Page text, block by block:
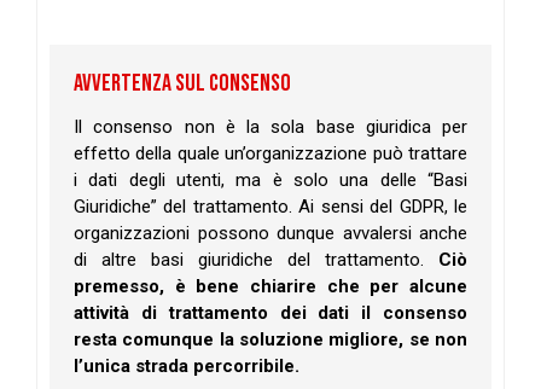
AVVERTENZA SUL CONSENSO
Il consenso non è la sola base giuridica per
effetto della quale un’organizzazione può trattare
i dati degli utenti, ma è solo una delle “Basi
Giuridiche” del trattamento. Ai sensi del GDPR, le
organizzazioni possono dunque avvalersi anche
di altre basi giuridiche del trattamento. Ciò
premesso, è bene chiarire che per alcune
attività di trattamento dei dati il consenso
resta comunque la soluzione migliore, se non
l’unica strada percorribile.